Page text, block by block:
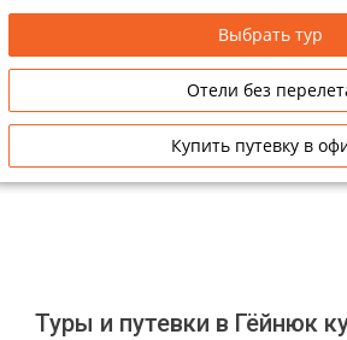
Выбрать тур
Отели без
Купить путевку в
Туры и путевки в Гёйнюк